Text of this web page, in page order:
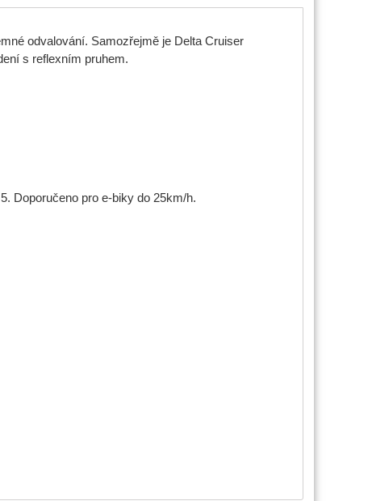
odvalování. Samozřejmě je Delta Cruiser
s reflexním pruhem.
Doporučeno pro e-biky do 25km/h.